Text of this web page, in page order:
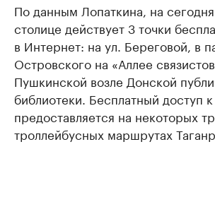
По данным Лопаткина, на
столице действует 3 точки
в Интернет: на ул. Береговой, в
Островского на «Аллее
Пушкинской возле Донской
библиотеки. Бесплатный доступ
предоставляется на некоторых
троллейбусных маршрутах